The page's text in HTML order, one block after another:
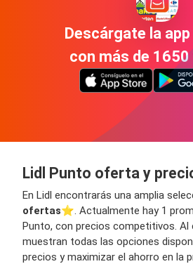
Descárgate la
con más de
Lidl Punto oferta y
En Lidl encontrarás una amplia
ofertas⭐️. Actualmente hay 1
Punto, con precios competitivos. Al
muestran todas las opciones
precios y maximizar el ahorro en la